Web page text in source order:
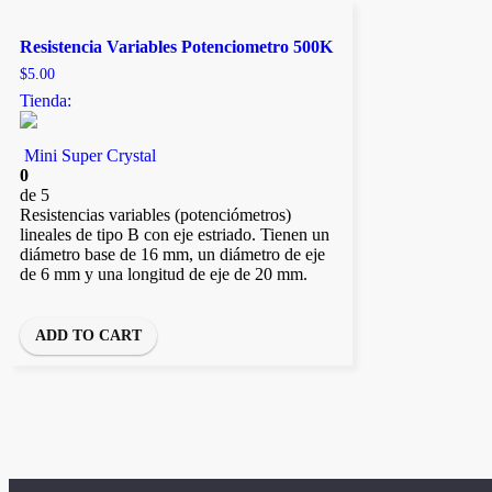
Resistencia Variables Potenciometro 500K
$5.00
Tienda:
Mini Super Crystal
0
de 5
Resistencias variables (potenciómetros)
lineales de tipo B con eje estriado. Tienen un
diámetro base de 16 mm, un diámetro de eje
de 6 mm y una longitud de eje de 20 mm.
ADD TO CART